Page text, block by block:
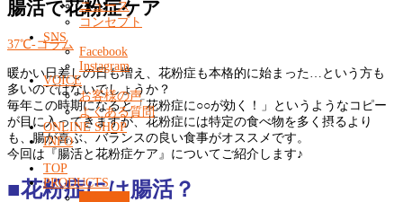
ニュース
コンセプト
SNS
Facebook
Instagram
VOICE
お客様の声
よくある質問
ONLINE SHOP
INFO
TOP
PRODUCTS
腸活で花粉症ケア
37℃-コラム
暖かい日差しの日も増え、花粉症も本格的に始まった…という方も
多いのではないでしょうか？
毎年この時期になると「花粉症に○○が効く！」というようなコピー
が目に入ってきますが、花粉症には特定の食べ物を多く摂るより
も、腸が喜ぶ、バランスの良い食事がオススメです。
今回は『腸活と花粉症ケア』についてご紹介します♪
■花粉症には腸活？